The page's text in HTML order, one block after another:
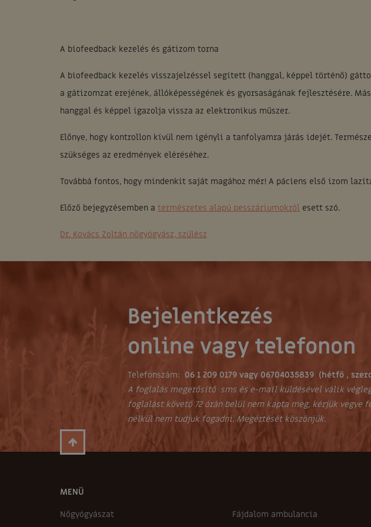
A biofeedback kezelés és gátizom torna
A biofeedback kezelés visszajelzéssel segített (hanggal, képpel történő)
a gátizomzat erejének, állóképességének és gyorsaságának fejlesztésére.
hanggal és képpel igazolja vissza az elektronikus műszer.
Előnye, hogy kontrollon kívül nem igényli a tanfolyamra járás idejét.
szükséges az eredmények eléréséhez.
Továbbá fontos, hogy mindenkit saját magához mér! A páciens első izom
Előző bejegyzésemben a természetes alapú pesszáriumokról esett szó.
Dr. Kovács Zoltán nőgyógyász, szülész
Bejelentkezés
online vagy telefonon
Telefonszám: 06 1 209 0179 vagy 06704035839 (hétfő ,
A foglalás megerősítő sms és e-mail küldésével válik
foglalást követő 72 órán belül nem kapta meg, kérjük vegye
nélkül nem tudjuk fogadni. Megértését köszönjük.
MENÜ
Nőgyógyászat
Fájdalom ambulancia